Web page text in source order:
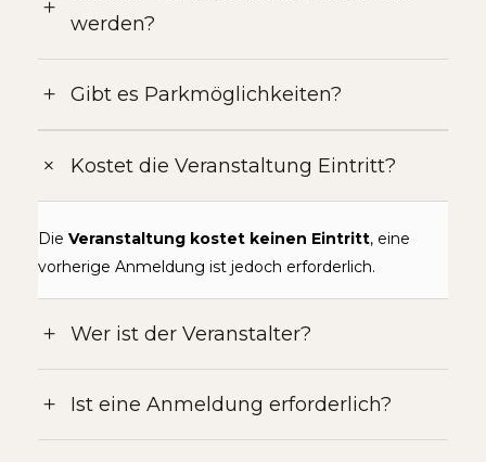
werden?
Gibt es Parkmöglichkeiten?
Kostet die Veranstaltung Eintritt?
Die Veranstaltung kostet keinen Eintritt, eine
vorherige Anmeldung ist jedoch erforderlich.
Wer ist der Veranstalter?
Ist eine Anmeldung erforderlich?